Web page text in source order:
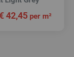
42,45 per m²